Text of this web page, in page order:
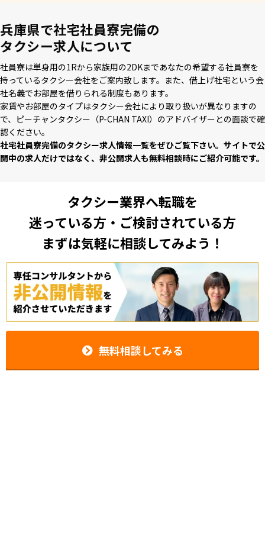
兵庫県で社宅社員寮完備の
タクシー求人について
社員寮は単⾝⽤の1Rから家族⽤の2DKまであなたの希望する社員寮を
持っているタクシー会社をご案内致します。また、借上げ社宅という会
社名義でお部屋を借りられる制度もあります。
家賃やお部屋のタイプはタクシー会社により取り扱いが異なりますの
で、ピーチャンタクシー（P-CHAN TAXI）のアドバイザーとの⾯談で確
認ください。
社宅社員寮完備のタクシー求⼈情報⼀覧をぜひご覧下さい。サイトで公
開中の求⼈だけではなく、⾮公開求⼈も無料相談時にご紹介可能です。
タクシー業界へ転職を
迷っている方・ご検討されている方
まずは気軽に相談してみよう！
無料相談してみる